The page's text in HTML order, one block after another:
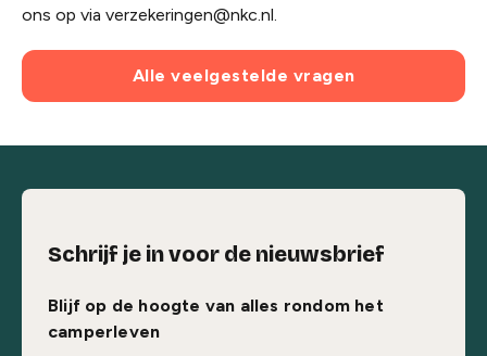
ons op via verzekeringen@nkc.nl.
Alle veelgestelde vragen
Schrijf je in voor de nieuwsbrief
Blijf op de hoogte van alles rondom het
camperleven